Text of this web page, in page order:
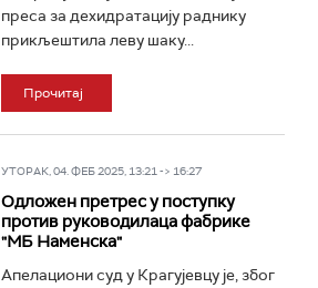
преса за дехидратацију раднику
прикљештила леву шаку...
Прочитај
УТОРАК, 04. ФЕБ 2025, 13:21 -> 16:27
Одложен претрес у поступку
против руководилаца фабрике
"МБ Наменска"
Апелациони суд у Крагујевцу је, због